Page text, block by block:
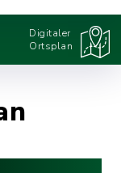
Digitaler
Ortsplan